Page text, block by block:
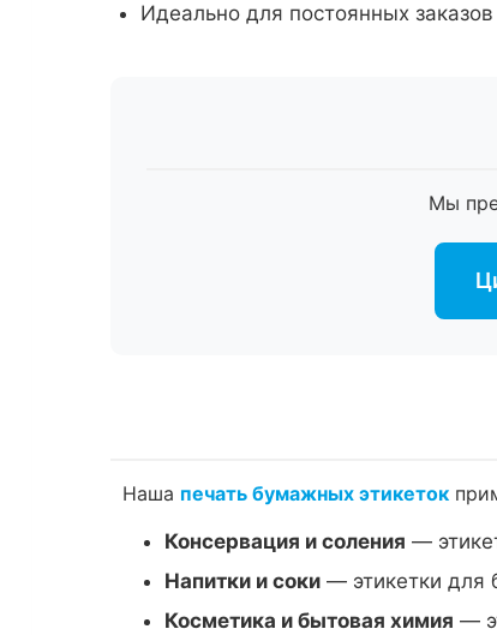
Идеально для постоянных
Мы
Наша печать бумажных этикеток
Консервация и соления —
Напитки и соки — этикетки для
Косметика и бытовая химия —